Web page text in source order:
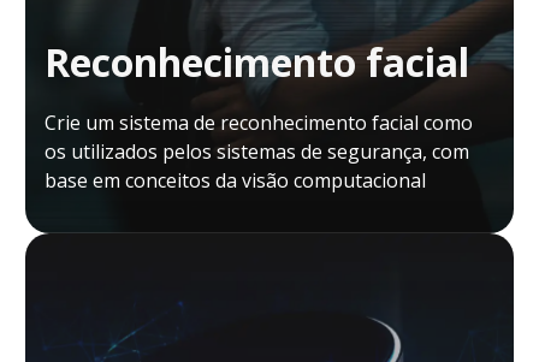
Reconhecimento facial
Crie um sistema de reconhecimento facial como
os utilizados pelos sistemas de segurança, com
base em conceitos da visão computacional